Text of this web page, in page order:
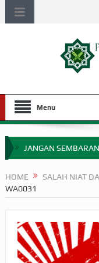
Menu
JANGAN
MIMPI YANG
SEBELUM TIBA SAAT
HAKIKAT NIKMAT
HOME SALAH NIAT
WA0031